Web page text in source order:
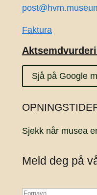
Faktura
Sjå på Google
Sjekk når musea
Meld deg på